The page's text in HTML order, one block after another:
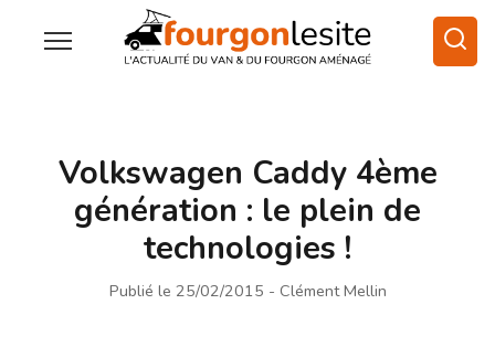
Volkswagen Caddy 4ème
génération : le plein de
technologies !
Publié le 25/02/2015 - Clément Mellin